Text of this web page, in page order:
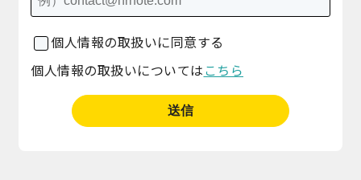
個人情報の取扱いに同意する
個人情報の取扱いについては こちら